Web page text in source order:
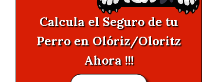
Calcula el Seguro de tu
Perro en Olóriz/Oloritz
Ahora !!!